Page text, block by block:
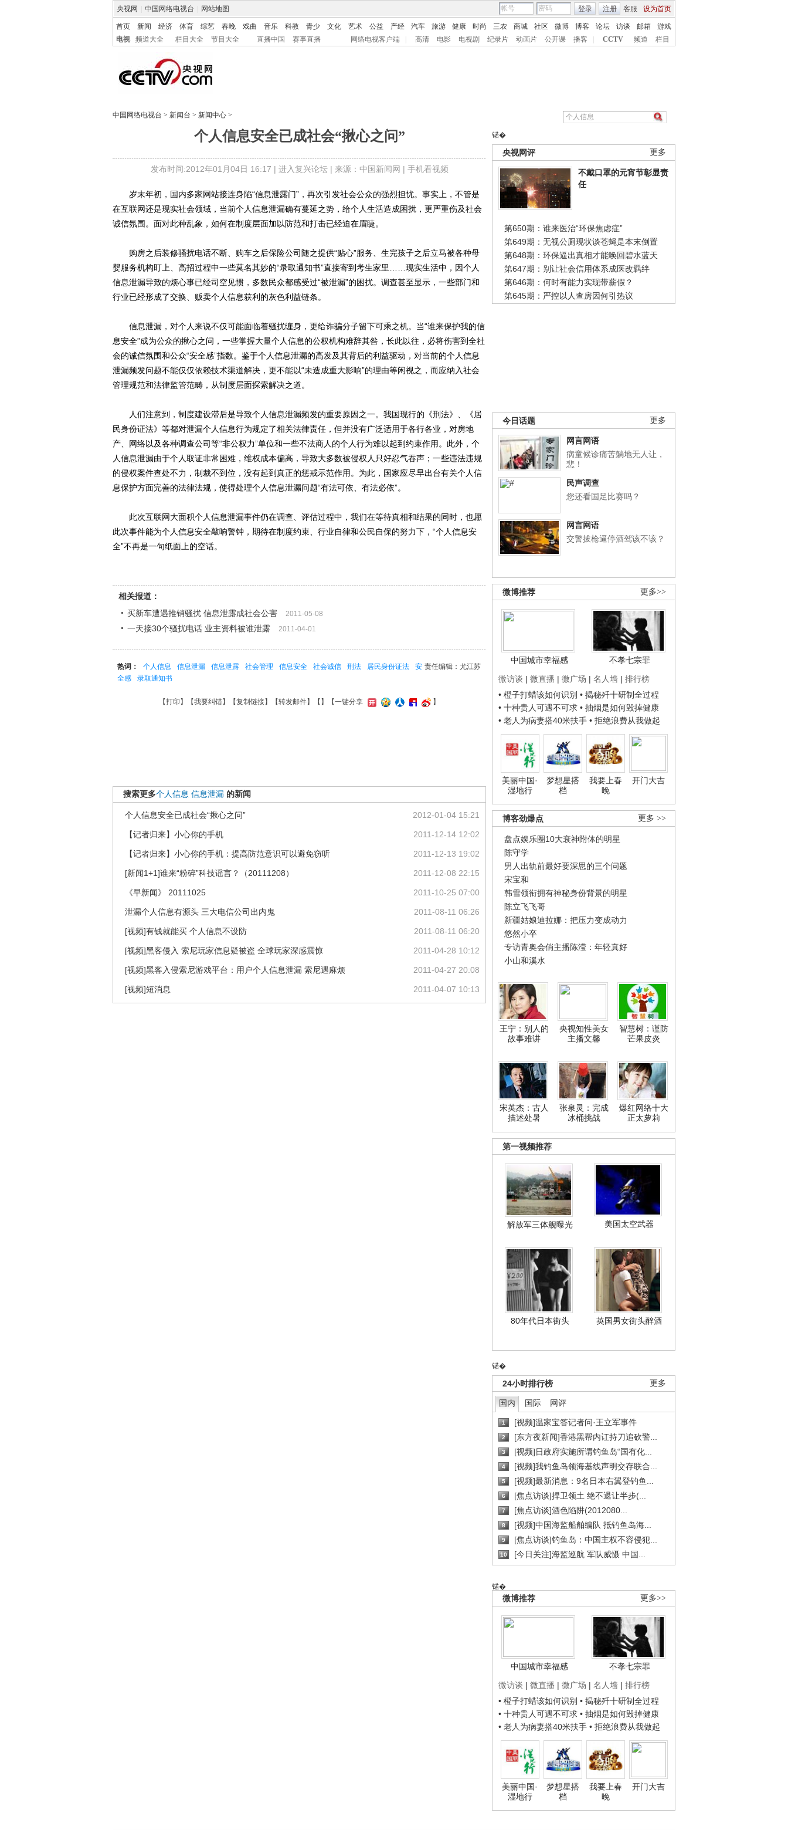
央视网 中国网络电视台 网站地图 客服 设为首页
登录 注册
首页 新闻 经济 体育 综艺 春晚 戏曲 音乐 科教 青少 文化 艺术 公益 产经 汽车 旅游 健康 时尚 三农 商城 社区 微博 博客 论坛 访谈 邮箱
游戏
电视
频道大全 栏目大全 节目大全 直播中国 赛事直播 网络电视客户端 高清 电影 电视剧 纪录片 动画片 公开课 播客 CCTV 频道 栏目
中国网络电视台 > 新闻台 > 新闻中心 >
个人信息安全已成社会“揪心之问”
发布时间:2012年01月04日 16:17 | 进入复兴论坛| 来源：中国新闻网 | 手机看视频
锘�
更多
央视网评
不戴口罩的元宵节彰显责
任
第650期：谁来医治“环保焦虑症”
第649期：无视公厕现状谈苍蝇是本末倒置
第648期：环保逼出真相才能唤回碧水蓝天
第647期：别让社会信用体系成医改羁绊
第646期：何时有能力实现带薪假？
第645期：严控以人查房因何引热议
更多
今日话题
网言网语
病童候诊痛苦躺地无人让，
悲！
民声调查
您还看国足比赛吗？
网言网语
交警拔枪逼停酒驾该不该？
更多>>
微博推荐
中国城市幸福感
不孝七宗罪
微访谈 | 微直播 | 微广场 | 名人墙 | 排行榜
• 橙子打蜡该如何识别 • 揭秘歼十研制全过程
• 十种贵人可遇不可求 • 抽烟是如何毁掉健康
• 老人为病妻搭40米扶手 • 拒绝浪费从我做起
美丽中国·
湿地行
梦想星搭
档
我要上春
晚
开门大吉
更多 >>
博客劲爆点
盘点娱乐圈10大衰神附体的明星
陈守学
男人出轨前最好要深思的三个问题
宋宝和
韩雪领衔拥有神秘身份背景的明星
陈立飞飞哥
新疆姑娘迪拉娜：把压力变成动力
悠然小卒
专访青奥会俏主播陈滢：年轻真好
小山和溪水
王宁：别人的
故事难讲
央视知性美女
主播文馨
智慧树：谨防
芒果皮炎
宋英杰：古人
描述处暑
张泉灵：完成
冰桶挑战
爆红网络十大
正太萝莉
第一视频推荐
解放军三体舰曝光 美国太空武器
80年代日本街头 英国男女街头醉酒
锘�
更多
24小时排行榜
国内 国际 网评
1 [视频]温家宝答记者问·王立军事件
2 [东方夜新闻]香港黑帮内讧持刀追砍警...
3 [视频]日政府实施所谓钓鱼岛“国有化...
4 [视频]我钓鱼岛领海基线声明交存联合...
5 [视频]最新消息：9名日本右翼登钓鱼...
6 [焦点访谈]捍卫领土 绝不退让半步(...
7 [焦点访谈]酒色陷阱(2012080...
8 [视频]中国海监船舶编队 抵钓鱼岛海...
9 [焦点访谈]钓鱼岛：中国主权不容侵犯...
10 [今日关注]海监巡航 军队威慑 中国...
锘�
更多>>
微博推荐
中国城市幸福感
不孝七宗罪
微访谈 | 微直播 | 微广场 | 名人墙 | 排行榜
• 橙子打蜡该如何识别 • 揭秘歼十研制全过程
• 十种贵人可遇不可求 • 抽烟是如何毁掉健康
• 老人为病妻搭40米扶手 • 拒绝浪费从我做起
美丽中国·
湿地行
梦想星搭
档
我要上春
晚
开门大吉
岁末年初，国内多家网站接连身陷“信息泄露门”，再次引发社会公众的强烈担忧。事实上，不管是
在互联网还是现实社会领域，当前个人信息泄漏确有蔓延之势，给个人生活造成困扰，更严重伤及社会
诚信氛围。面对此种乱象，如何在制度层面加以防范和打击已经迫在眉睫。
购房之后装修骚扰电话不断、购车之后保险公司随之提供“贴心”服务、生完孩子之后立马被各种母
婴服务机构盯上、高招过程中一些莫名其妙的“录取通知书”直接寄到考生家里……现实生活中，因个人
信息泄漏导致的烦心事已经司空见惯，多数民众都感受过“被泄漏”的困扰。调查甚至显示，一些部门和
行业已经形成了交换、贩卖个人信息获利的灰色利益链条。
信息泄漏，对个人来说不仅可能面临着骚扰缠身，更给诈骗分子留下可乘之机。当“谁来保护我的信
息安全”成为公众的揪心之问，一些掌握大量个人信息的公权机构难辞其咎，长此以往，必将伤害到全社
会的诚信氛围和公众“安全感”指数。鉴于个人信息泄漏的高发及其背后的利益驱动，对当前的个人信息
泄漏频发问题不能仅仅依赖技术渠道解决，更不能以“未造成重大影响”的理由等闲视之，而应纳入社会
管理规范和法律监管范畴，从制度层面探索解决之道。
人们注意到，制度建设滞后是导致个人信息泄漏频发的重要原因之一。我国现行的《刑法》、《居
民身份证法》等都对泄漏个人信息行为规定了相关法律责任，但并没有广泛适用于各行各业，对房地
产、网络以及各种调查公司等“非公权力”单位和一些不法商人的个人行为难以起到约束作用。此外，个
人信息泄漏由于个人取证非常困难，维权成本偏高，导致大多数被侵权人只好忍气吞声；一些违法违规
的侵权案件查处不力，制裁不到位，没有起到真正的惩戒示范作用。为此，国家应尽早出台有关个人信
息保护方面完善的法律法规，使得处理个人信息泄漏问题“有法可依、有法必依”。
此次互联网大面积个人信息泄漏事件仍在调查、评估过程中，我们在等待真相和结果的同时，也愿
此次事件能为个人信息安全敲响警钟，期待在制度约束、行业自律和公民自保的努力下，“个人信息安
全”不再是一句纸面上的空话。
相关报道：
买新车遭遇推销骚扰 信息泄露成社会公害
2011-05-08
一天接30个骚扰电话 业主资料被谁泄露 2011-04-01
责任编辑：尤江苏
热词： 个人信息 信息泄漏 信息泄露 社会管理 信息安全 社会诚信 刑法 居民身份证法
安
全感
录取通知书
【打印 】【我要纠错】【复制链接】【转发邮件】【 】 【一键分享 】
搜索更多个人信息 信息泄漏 的新闻
2012-01-04 15:21
个人信息安全已成社会“揪心之问”
2011-12-14 12:02
【记者归来】小心你的手机
2011-12-13 19:02
【记者归来】小心你的手机：提高防范意识可以避免窃听
2011-12-08 22:15
[新闻1+1]谁来“粉碎”科技谣言？（20111208）
2011-10-25 07:00
《早新闻》 20111025
2011-08-11 06:26
泄漏个人信息有源头 三大电信公司出内鬼
2011-08-11 06:20
[视频]有钱就能买 个人信息不设防
2011-04-28 10:12
[视频]黑客侵入 索尼玩家信息疑被盗 全球玩家深感震惊
2011-04-27 20:08
[视频]黑客入侵索尼游戏平台：用户个人信息泄漏 索尼遇麻烦
2011-04-07 10:13
[视频]短消息